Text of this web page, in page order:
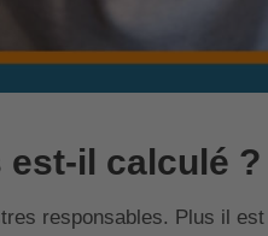
est-il calculé ?
responsables. Plus il